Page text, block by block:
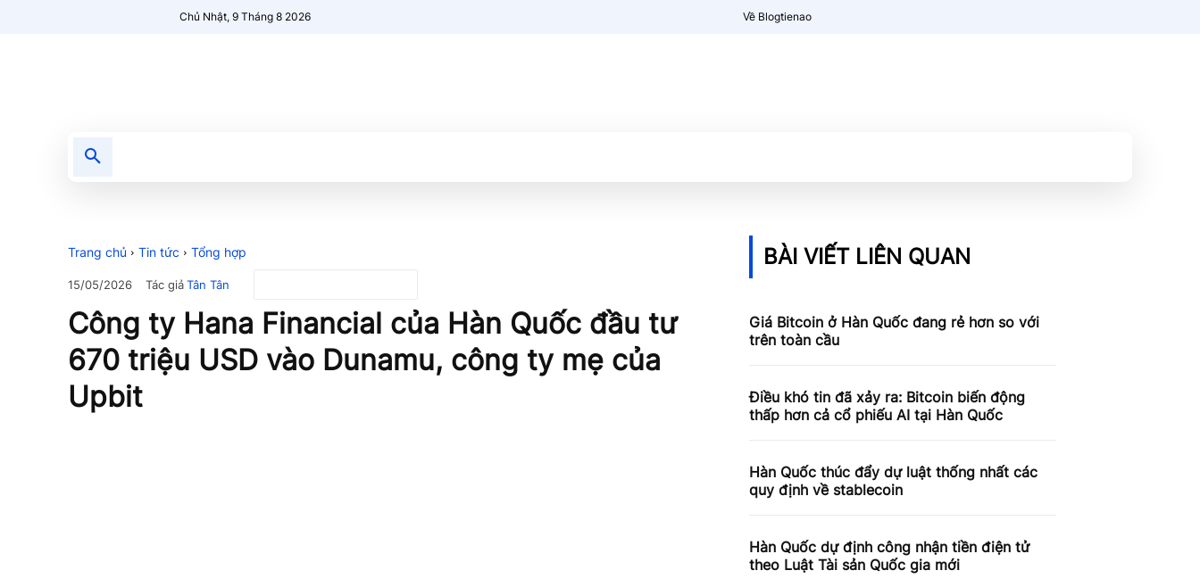
Chủ Nhật, 9 Tháng 8 2026 Về Blogtienao
Trang chủ Tin tức Tổng hợp
15/05/2026 Tác giảTân Tân
Công ty Hana Financial của Hàn Quốc đầu tư
670 triệu USD vào Dunamu, công ty mẹ của
Upbit
BÀI VIẾT LIÊN QUAN
Giá Bitcoin ở Hàn Quốc đang rẻ hơn so với
trên toàn cầu
Điều khó tin đã xảy ra: Bitcoin biến động
thấp hơn cả cổ phiếu AI tại Hàn Quốc
Hàn Quốc thúc đẩy dự luật thống nhất các
quy định về stablecoin
Hàn Quốc dự định công nhận tiền điện tử
theo Luật Tài sản Quốc gia mới